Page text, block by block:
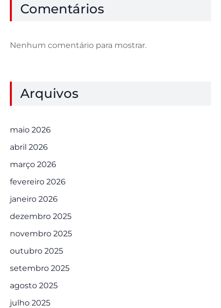
Comentários
Nenhum comentário para mostrar.
Arquivos
maio 2026
abril 2026
março 2026
fevereiro 2026
janeiro 2026
dezembro 2025
novembro 2025
outubro 2025
setembro 2025
agosto 2025
julho 2025